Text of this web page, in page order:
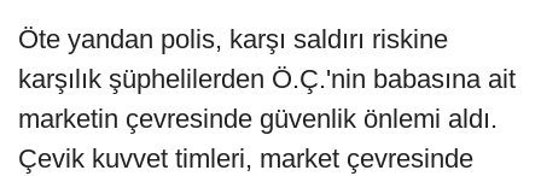
Öte yandan polis, karşı saldırı riskine
karşılık şüphelilerden Ö.Ç.'nin babasına ait
marketin çevresinde güvenlik önlemi aldı.
Çevik kuvvet timleri, market çevresinde